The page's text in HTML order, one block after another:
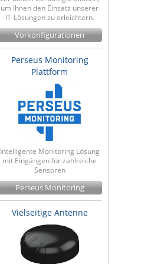
um Ihnen den Einsatz unserer
IT-Lösungen zu erleichtern.
Vorkonfigurationen
Perseus Monitoring
Plattform
Intelligente Monitoring Lösung
mit Eingängen für zahlreiche
Sensoren
Perseus Monitoring
Vielseitige Antenne